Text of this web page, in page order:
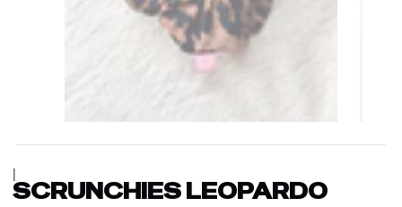
SCRUNCHIES LEOPARDO